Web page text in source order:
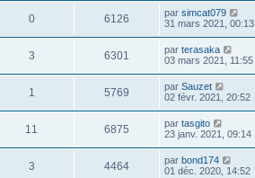
0 6126 par simcat079
31 mars 2021, 00:13
3 6301 par terasaka
03 mars 2021, 11:55
1 5769 par Sauzet
02 févr. 2021, 20:52
11 6875 par tasgito
23 janv. 2021, 09:14
3 4464 par bond174
01 déc. 2020, 14:52